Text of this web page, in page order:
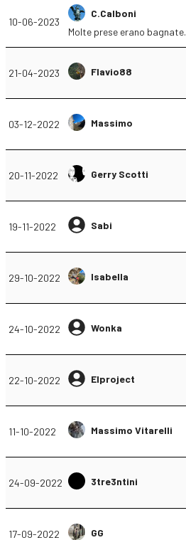
10-06-2023
C.Calboni
Molte prese erano bagnate.
21-04-2023 Flavio88
03-12-2022 Massimo
20-11-2022 Gerry Scotti
19-11-2022 Sabi
29-10-2022 Isabella
24-10-2022 Wonka
22-10-2022 Elproject
11-10-2022 Massimo Vitarelli
24-09-2022 3tre3ntini
17-09-2022 GG